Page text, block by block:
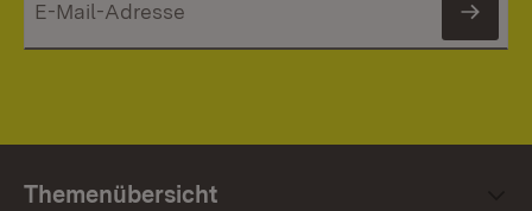
Themenübersicht